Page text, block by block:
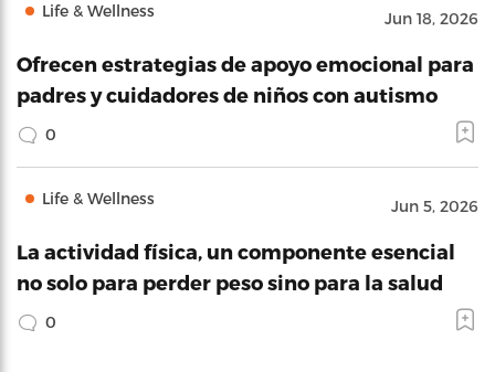
Life & Wellness Jun 18, 2026
Ofrecen estrategias de apoyo emocional para
padres y cuidadores de niños con autismo
0
Life & Wellness Jun 5, 2026
La actividad física, un componente esencial
no solo para perder peso sino para la salud
0